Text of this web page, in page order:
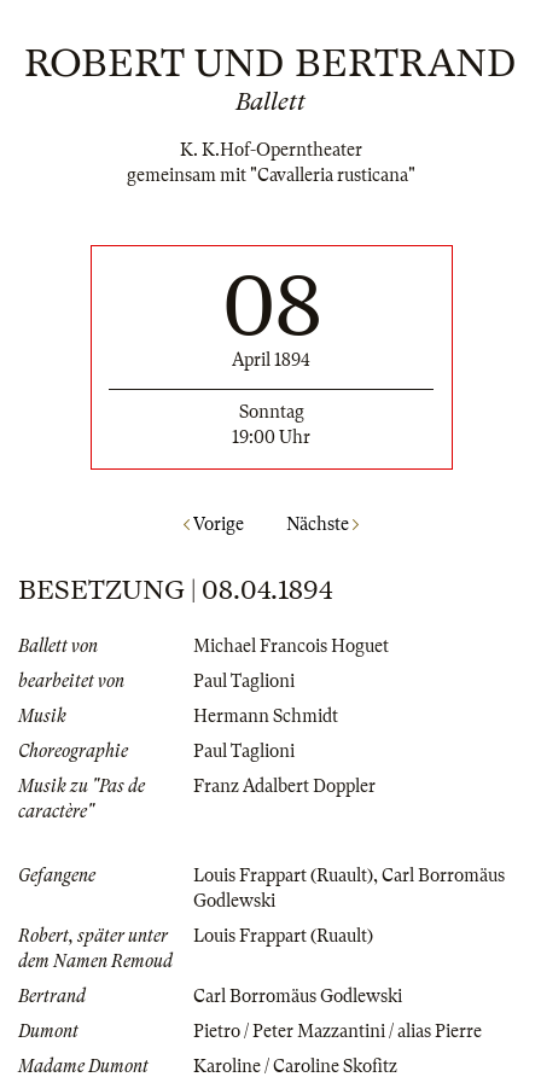
ROBERT UND BERTRAND
Ballett
K. K.Hof-Operntheater
gemeinsam mit "Cavalleria rusticana"
08
April 1894
Sonntag
19:00 Uhr
Vorige Nächste
BESETZUNG | 08.04.1894
Ballett von
Michael Francois Hoguet
bearbeitet von
Paul Taglioni
Musik
Hermann Schmidt
Choreographie
Paul Taglioni
Musik zu "Pas de
caractère"
Franz Adalbert Doppler
Gefangene Louis Frappart (Ruault), Carl Borromäus
Godlewski
Robert, später unter
dem Namen Remoud
Louis Frappart (Ruault)
Bertrand
Carl Borromäus Godlewski
Dumont
Pietro / Peter Mazzantini / alias Pierre
Madame Dumont
Karoline / Caroline Skofitz